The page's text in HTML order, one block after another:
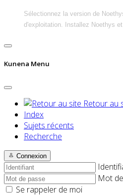
Sélectionnez la version de
d'exploitation. Installez Noethys
Kunena Menu
Retour au
Index
Sujets récents
Recherche
Connexion
Mot
Se rappeler de moi